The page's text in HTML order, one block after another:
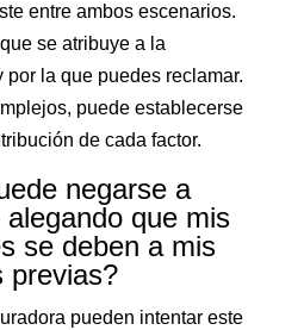
entre ambos escenarios.
se atribuye a la
la que puedes reclamar.
puede establecerse
de cada factor.
negarse a
que mis
se deben a mis
previas?
pueden intentar este